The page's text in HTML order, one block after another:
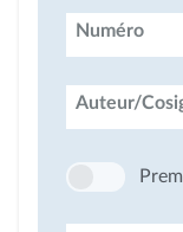
Numéro
Auteur/